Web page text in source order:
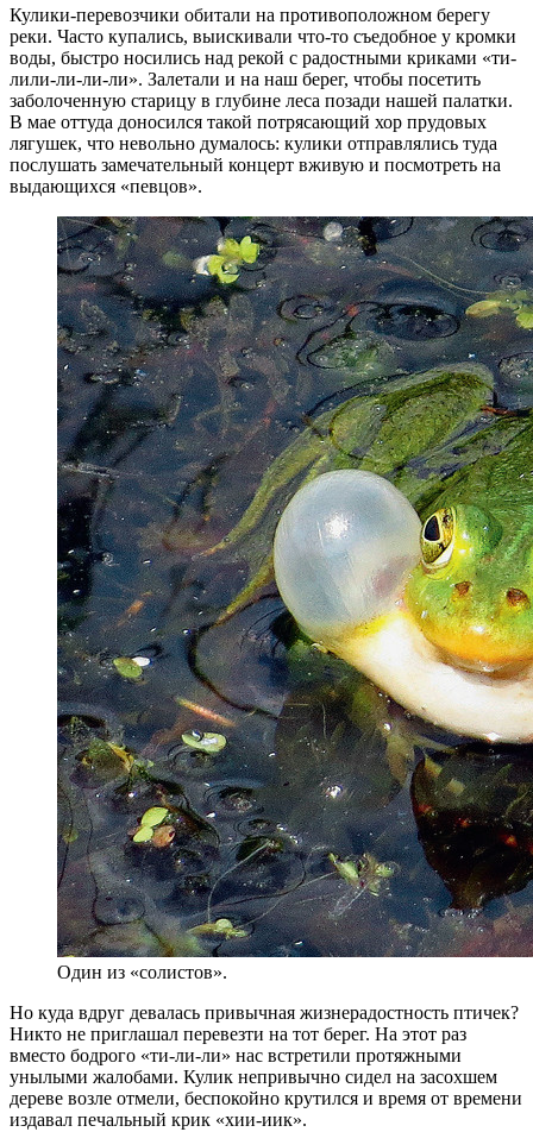
Кулики-перевозчики обитали на противоположном берегу
реки. Часто купались, выискивали что-то съедобное у кромки
воды, быстро носились над рекой с радостными криками «ти-
лили-ли-ли-ли». Залетали и на наш берег, чтобы посетить
заболоченную старицу в глубине леса позади нашей палатки.
В мае оттуда доносился такой потрясающий хор прудовых
лягушек, что невольно думалось: кулики отправлялись туда
послушать замечательный концерт вживую и посмотреть на
выдающихся «певцов».
Один из «солистов».
Но куда вдруг девалась привычная жизнерадостность птичек?
Никто не приглашал перевезти на тот берег. На этот раз
вместо бодрого «ти-ли-ли» нас встретили протяжными
унылыми жалобами. Кулик непривычно сидел на засохшем
дереве возле отмели, беспокойно крутился и время от времени
издавал печальный крик «хии-иик».